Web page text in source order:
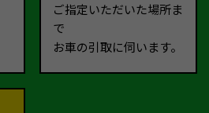
ご指定いただいた場所ま
で
お車の引取に伺います。